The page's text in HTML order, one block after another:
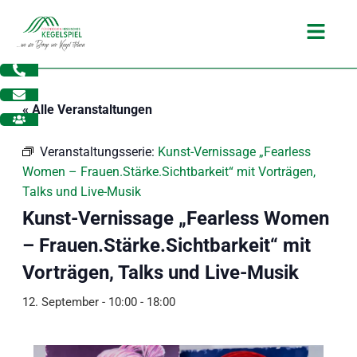
Inhalt
springen
Main
« Alle Veranstaltungen
Veranstaltungsserie: Kunst-Vernissage „Fearless
Women – Frauen.Stärke.Sichtbarkeit“ mit Vorträgen,
Talks und Live-Musik
Kunst-Vernissage „Fearless Women
– Frauen.Stärke.Sichtbarkeit“ mit
Vorträgen, Talks und Live-Musik
12. September - 10:00- 18:00